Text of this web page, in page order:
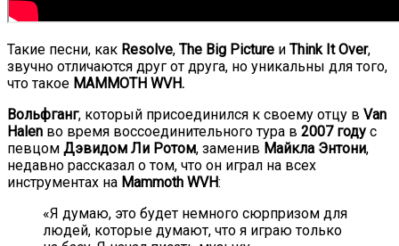
Такие песни, как Resolve, The Big Picture и Think It Over,
звучно отличаются друг от друга, но уникальны для того,
что такое MAMMOTH WVH.
Вольфганг, который присоединился к своему отцу в Van
Halen во время воссоединительного тура в 2007 году с
певцом Дэвидом Ли Ротом, заменив Майкла Энтони,
недавно рассказал о том, что он играл на всех
инструментах на Mammoth WVH:
«Я думаю, это будет немного сюрпризом для
людей, которые думают, что я играю только